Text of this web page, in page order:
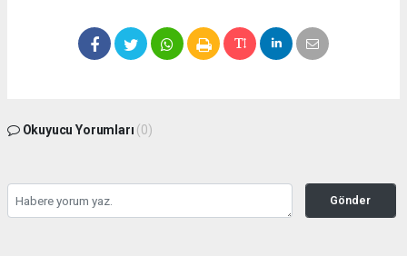
Okuyucu Yorumları (0)
Gönder